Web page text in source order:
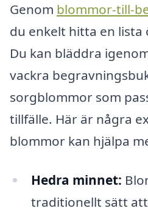
Genom blommor-till-
du enkelt hitta en lista
Du kan bläddra
vackra
sorgblommor som
tillfälle. Här är några
blommor kan hjälpa
Hedra minnet:
traditionellt sätt